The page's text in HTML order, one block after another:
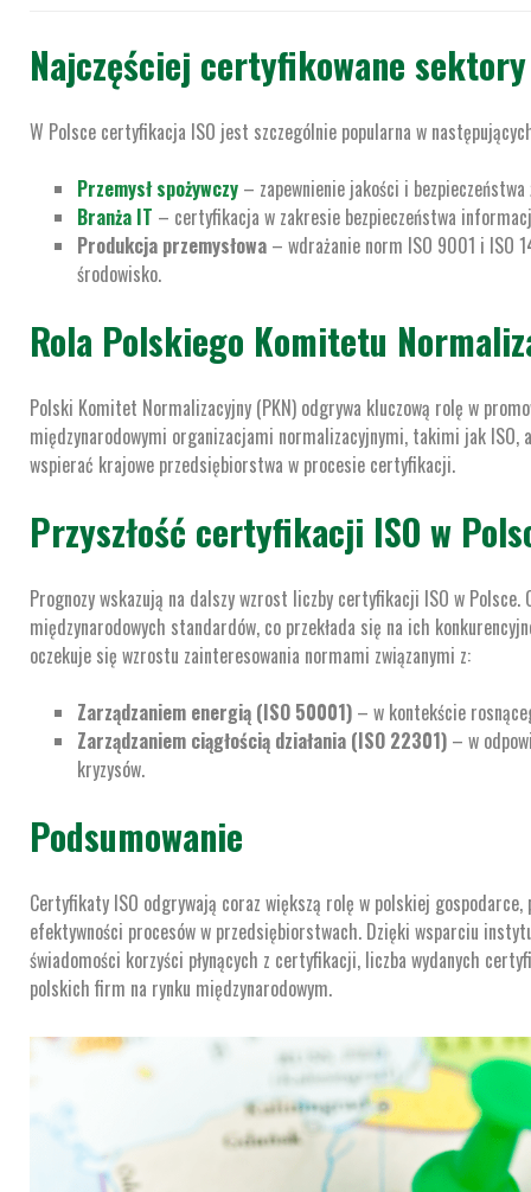
Najczęściej certyfikowane
W Polsce certyfikacja ISO jest szczególnie popularna w
Przemysł spożywczy – zapewnienie jakości i
Branża IT – certyfikacja w zakresie bezpieczeństwa
Produkcja przemysłowa – wdrażanie norm ISO 9001 i ISO
środowisko.
Rola Polskiego Komitetu
Polski Komitet Normalizacyjny (PKN) odgrywa kluczową rolę w
międzynarodowymi organizacjami normalizacyjnymi, takimi jak
wspierać krajowe przedsiębiorstwa w procesie certyfikacji.
Przyszłość certyfikacji ISO w
Prognozy wskazują na dalszy wzrost liczby certyfikacji ISO w
międzynarodowych standardów, co przekłada się na ich
oczekuje się wzrostu zainteresowania normami związanymi z:
Zarządzaniem energią (ISO 50001) – w kontekście
Zarządzaniem ciągłością działania (ISO 22301) – w
kryzysów.
Podsumowanie
Certyfikaty ISO odgrywają coraz większą rolę w polskiej
efektywności procesów w przedsiębiorstwach. Dzięki wsparciu
świadomości korzyści płynących z certyfikacji, liczba wydanych
polskich firm na rynku międzynarodowym.